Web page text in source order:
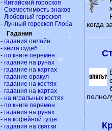
- Китайский гороскоп
-Совместимость знаков
- Любовный гороскоп
- Лунный гороскоп Глоба
Гадания
- гадания онлайн
- книга судеб
- по книге перемен
- гадание на рунах
- гадание на картах
- гадание оракул
- гадание на костях
- гадания на картах
- на игральных костях
- по книге перемен
-гадания на рунах
- на кофейной гуще
- гадания на святки
когда